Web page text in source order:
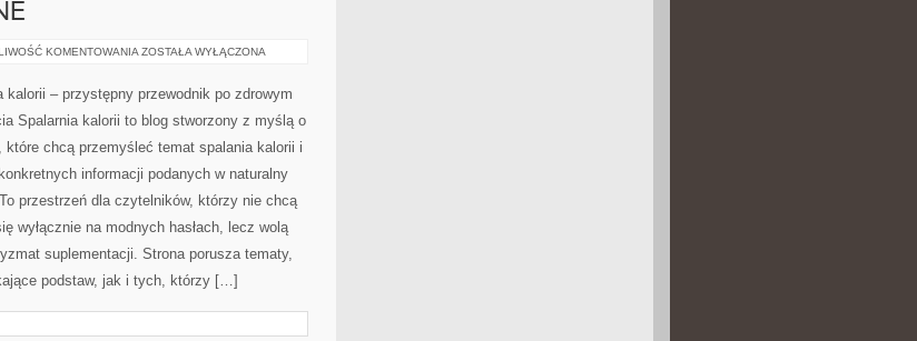
KOMENTOWANIA METODY
ZOSTAŁA WYŁĄCZONA
kalorii – przystępny przewodnik po zdrowym
Spalarnia kalorii to blog stworzony z myślą o
które chcą przemyśleć temat spalania kalorii i
informacji podanych w naturalny
przestrzeń dla czytelników, którzy nie chcą
wyłącznie na modnych hasłach, lecz wolą
suplementacji. Strona porusza tematy,
podstaw, jak i tych, którzy […]